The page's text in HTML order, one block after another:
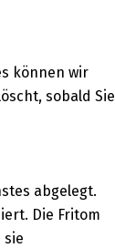
können wir
sobald Sie
abgelegt.
Die Fritom
sie